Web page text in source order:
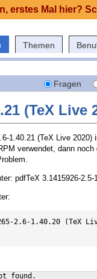
Themen
Fragen
(TeX
1.40.21 (TeX Live
verwendet, dann
pdfTeX 3.1415926-2.5-
2.6-1.40.20 (TeX
found.
erstes Mal hier?